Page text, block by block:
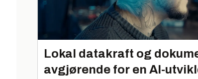
Lokal datakraft og
avgjørende for en AI-